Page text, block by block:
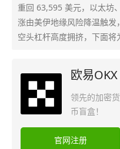
重回 63,595 美元，以太坊
涨由美伊地缘风险降温触发
空头杠杆高度拥挤，下面将
欧易OKX
领先的加密
币盲盒！
官网注册